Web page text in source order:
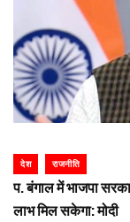
देश राजनीति
प. बंगाल में भाजपा
लाभ मिल सकेगा: मोदी